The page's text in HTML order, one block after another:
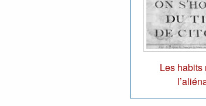
Les habits